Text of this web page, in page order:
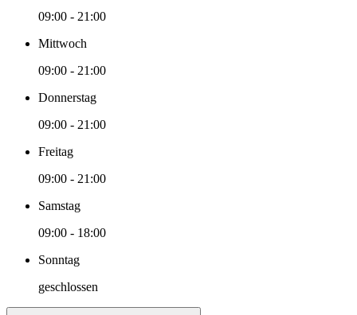
09:00 - 21:00
Mittwoch
09:00 - 21:00
Donnerstag
09:00 - 21:00
Freitag
09:00 - 21:00
Samstag
09:00 - 18:00
Sonntag
geschlossen